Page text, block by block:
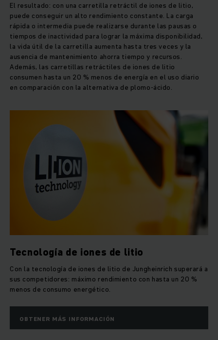
El resultado: con una carretilla retráctil de iones de litio,
puede conseguir un alto rendimiento constante. La carga
rápida o intermedia puede realizarse durante las pausas o
tiempos de inactividad para lograr la máxima disponibilidad,
la vida útil de la carretilla aumenta hasta tres veces y la
ausencia de mantenimiento ahorra tiempo y recursos.
Además, las carretillas retráctiles de iones de litio
consumen hasta un 20 % menos de energía en el uso diario
en comparación con la alternativa de plomo-ácido.
Tecnología de iones de litio
Con la tecnología de iones de litio de Jungheinrich superará a
sus competidores: máximo rendimiento con hasta un 20 %
menos de consumo energético.
OBTENER MÁS INFORMACIÓN